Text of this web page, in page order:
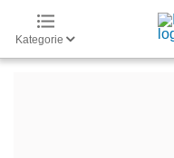
Kategorie